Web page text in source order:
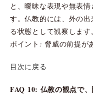
と、曖昧な表現や無表
す。仏教的には、外の
る状態として観察します。
ポイント: 脅威の前提が
目次に戻る
FAQ 10: 仏教の観点で